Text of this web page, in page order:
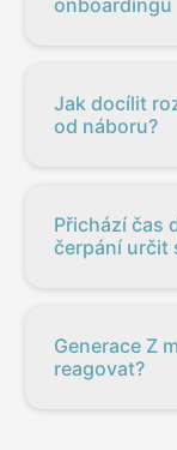
Jak docílit
od náboru?
Přichází čas
čerpání určit
Generace Z
reagovat?